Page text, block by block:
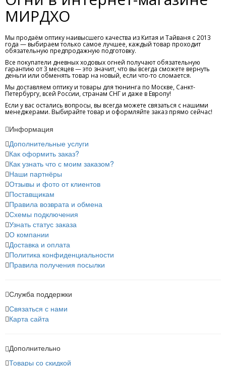
МИРДХО
Мы продаём оптику наивысшего качества из Китая и Тайваня с 2013
года — выбираем только самое лучшее, каждый товар проходит
обязательную предпродажную подготовку.
Все покупатели дневных ходовых огней получают обязательную
гарантию от 3 месяцев — это значит, что вы всегда сможете вернуть
деньги или обменять товар на новый, если что-то сломается.
Мы доставляем оптику и товары для тюнинга по Москве, Санкт-
Петербургу, всей России, странам СНГ и даже в Европу!
Если у вас остались вопросы, вы всегда можете связаться с нашими
менеджерами. Выбирайте товар и оформляйте заказ прямо сейчас!
Информация
Дополнительные услуги
Как оформить заказ?
Как узнать что с моим заказом?
Наши партнёры
Отзывы и фото от клиентов
Поставщикам
Правила возврата и обмена
Схемы подключения
Узнать статус заказа
О компании
Доставка и оплата
Политика конфиденциальности
Правила получения посылки
Служба поддержки
Связаться с нами
Карта сайта
Дополнительно
Товары со скидкой